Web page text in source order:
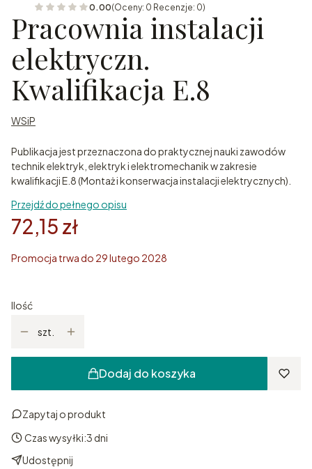
0.00(Oceny: 0 Recenzje: 0)
Pracownia instalacji
elektryczn.
Kwalifikacja E.8
WSiP
Publikacja jest przeznaczona do praktycznej nauki zawodów
technik elektryk, elektryk i elektromechanik w zakresie
kwalifikacji E.8 (Montaż i konserwacja instalacji elektrycznych).
Przejdź do pełnego opisu
72,15 zł
Promocja trwa do 29 lutego 2028
Ilość
szt.
Dodaj do koszyka
Zapytaj o produkt
Czas wysyłki:3 dni
Udostępnij